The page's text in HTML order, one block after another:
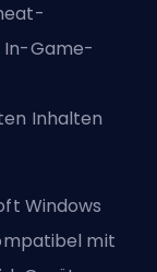
In-Game-
Inhalten
Windows
mit